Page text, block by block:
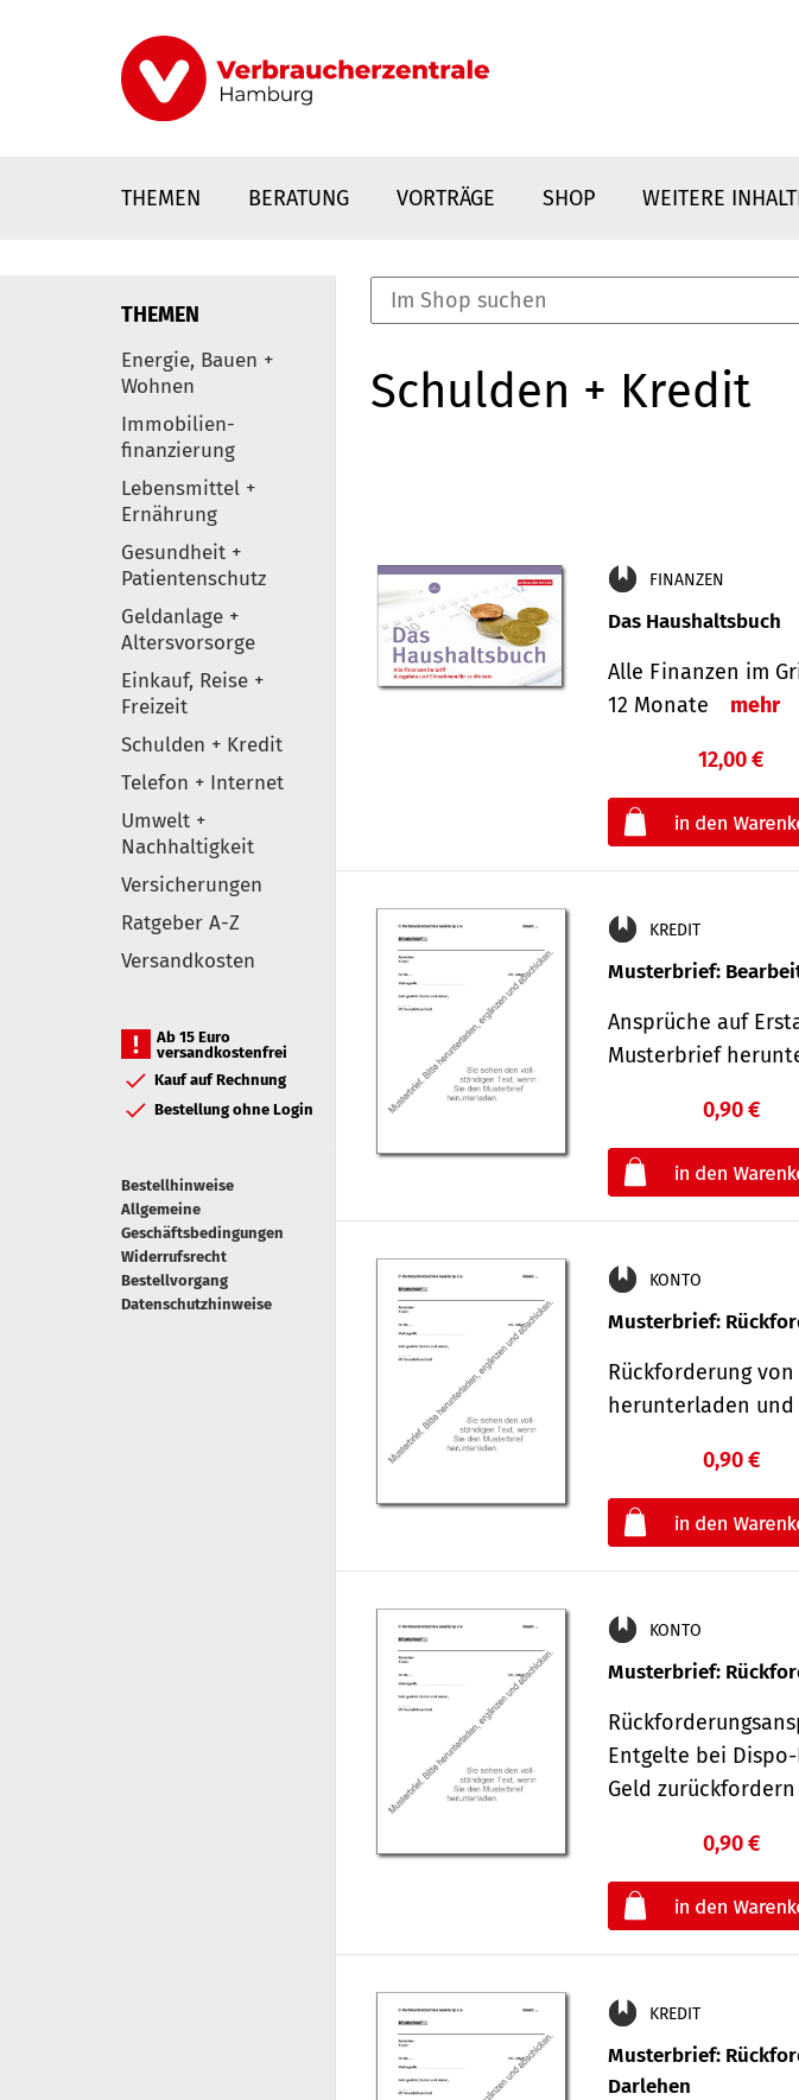
THEMEN BERATUNG VORTRÄGE SHOP WEITERE
Elemente
THEMEN
Energie, Bauen +
Wohnen
Immobilien-
finanzierung
Lebensmittel +
Ernährung
Gesundheit +
Patientenschutz
Geldanlage +
Altersvorsorge
Einkauf, Reise +
Freizeit
Schulden + Kredit
Telefon + Internet
Umwelt +
Nachhaltigkeit
Versicherungen
Ratgeber A-Z
Versandkosten
Ab 15 Euro
versandkostenfrei
Kauf auf Rechnung
Bestellung ohne Login
Bestellhinweise
Allgemeine
Geschäftsbedingungen
Widerrufsrecht
Bestellvorgang
Datenschutzhinweise
Schulden + Kredit
FINANZEN
Das Haushaltsbuch
Alle Finanzen im
12 Monate
mehr
12,00 €
KREDIT
Musterbrief:
Ansprüche auf
Musterbrief
0,90 €
KONTO
Musterbrief:
Rückforderung
herunterladen
0,90 €
KONTO
Musterbrief:
Entgelte bei
Geld zurückfordern
0,90 €
KREDIT
Musterbrief:
Darlehen